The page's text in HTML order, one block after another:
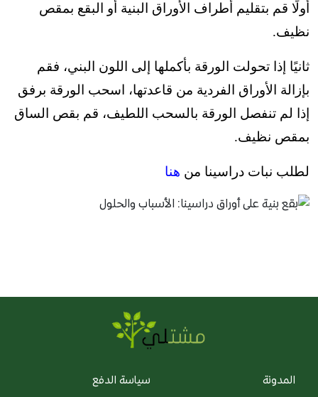
أولًا قم بتقليم أطراف الأوراق البنية أو البقع بمقص
نظيف.
ثانيًا إذا تحولت الورقة بأكملها إلى اللون البني، فقم
بإزالة الأوراق الفردية من قاعدتها، اسحب الورقة برفق
إذا لم تنفصل الورقة بالسحب اللطيف، قم بقص الساق
بمقص نظيف.
لطلب نبات دراسينا من هنا
المدونة سياسة الدفع